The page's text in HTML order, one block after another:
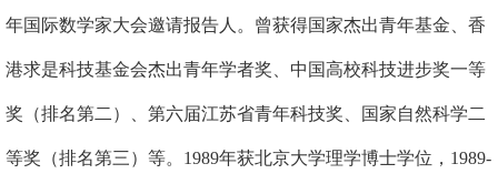
年国际数学家大会邀请报告人 。 曾获得国家杰出青年基金、香
港求是科技基金会杰出青年学者奖、中国高校科技进步奖一等
奖（排名第二）、第六届江苏省青年科技奖、国家自然科学二
等奖（排名第三）等。 1989年获北京大学理学博士学位，1989-